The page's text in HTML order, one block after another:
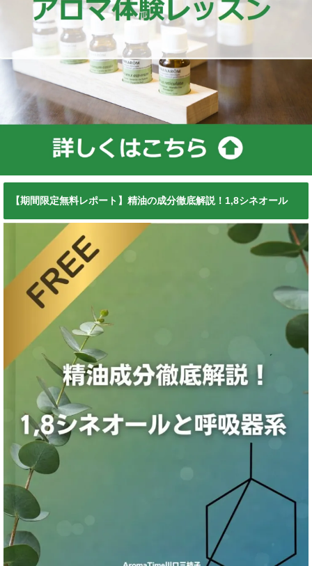
【期間限定無料レポート】精油の成分徹底解説！1,8シネオール